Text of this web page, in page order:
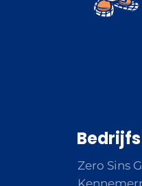
Zero Sins